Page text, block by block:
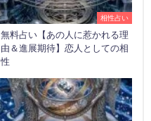
相性占い
無料占い【あの人に惹かれる理
由＆進展期待】恋人としての相
性